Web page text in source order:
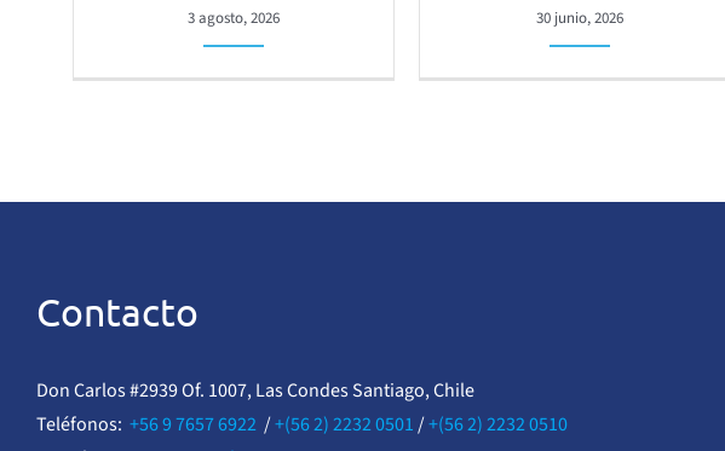
3 agosto, 2026 30 junio, 2026
Contacto
Don Carlos #2939 Of. 1007, Las Condes Santiago, Chile
Teléfonos: +56 9 7657 6922/+(56 2) 2232 0501/+(56 2) 2232 0510